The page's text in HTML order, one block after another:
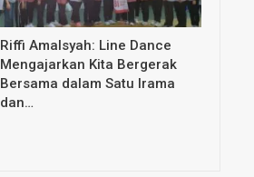
Riffi Amalsyah: Line Dance
Mengajarkan Kita Bergerak
Bersama dalam Satu Irama
dan…